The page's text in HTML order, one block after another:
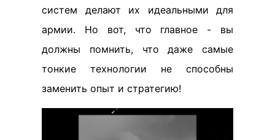
систем делают их идеальными для
армии. Но вот, что главное - вы
должны помнить, что даже самые
тонкие технологии не способны
заменить опыт и стратегию!